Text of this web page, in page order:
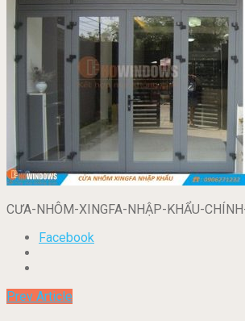
CƯA-NHÔM-XINGFA-NHẬP-KHẨU-
Facebook
Prev Article